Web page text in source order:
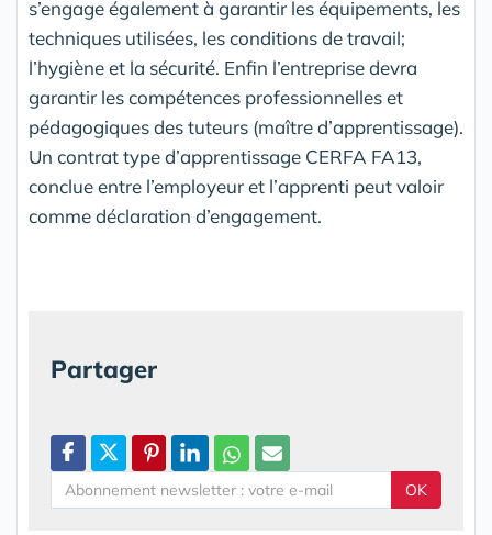
s’engage également à garantir les équipements, les
techniques utilisées, les conditions de travail;
l’hygiène et la sécurité. Enfin l’entreprise devra
garantir les compétences professionnelles et
pédagogiques des tuteurs (maître d’apprentissage).
Un contrat type d’apprentissage CERFA FA13,
conclue entre l’employeur et l’apprenti peut valoir
comme déclaration d’engagement.
Partager
OK